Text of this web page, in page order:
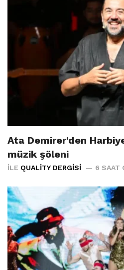
Ata Demirer'den
müzik şöleni
İLE QUALITY DERGISI 6 SAAT